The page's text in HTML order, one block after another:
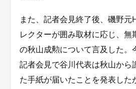
また、記者会見終了後、磯野元
レクターが囲み取材に応じ、無
の秋山成勲について言及した。
記者会見で谷川代表は秋山から
た手紙が届いたことを発表した